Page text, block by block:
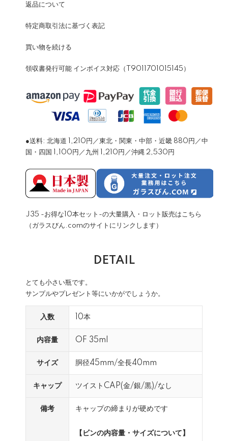
返品について
特定商取引法に基づく表記
買い物を続ける
領収書発行可能 インボイス対応（T9011701015145）
●送料: 北海道 1,210円／東北・関東・中部・近畿 880円／中
国・四国 1,100円／九州 1,210円／沖縄 2,530円
J35 -お得な10本セット-の大量購入・ロット販売はこちら
（ガラスびん.comのサイトにリンクします）
DETAIL
とても小さい瓶です。
サンプルやプレゼント等にいかがでしょうか。
入数 10本
内容量 OF 35ml
サイズ 胴径45mm/全長40mm
キャップ ツイストCAP(金/銀/黒)/なし
備考 キャップの締まりが硬めです
【ビンの内容量・サイズについて】